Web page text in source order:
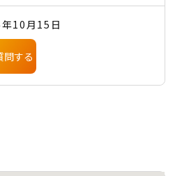
10月15日
問する